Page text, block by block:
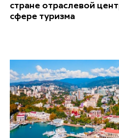
стране отраслевой
сфере туризма